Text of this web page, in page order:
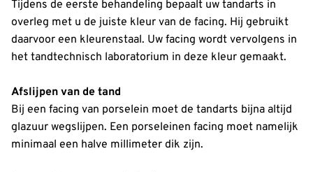
Tijdens de eerste behandeling bepaalt uw tandarts in
overleg met u de juiste kleur van de facing. Hij gebruikt
daarvoor een kleurenstaal. Uw facing wordt vervolgens in
het tandtechnisch laboratorium in deze kleur gemaakt.
Afslijpen van de tand
Bij een facing van porselein moet de tandarts bijna altijd
glazuur wegslijpen. Een porseleinen facing moet namelijk
minimaal een halve millimeter dik zijn.